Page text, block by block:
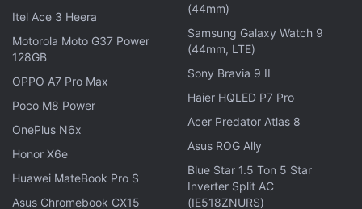
Itel Ace 3 Heera
Motorola Moto G37 Power
128GB
OPPO A7 Pro Max
Poco M8 Power
OnePlus N6x
Honor X6e
Huawei MateBook Pro S
Asus Chromebook CX15
(44mm)
Samsung Galaxy Watch 9
(44mm, LTE)
Sony Bravia 9 II
Haier HQLED P7 Pro
Acer Predator Atlas 8
Asus ROG Ally
Blue Star 1.5 Ton 5 Star
Inverter Split AC
(IE518ZNURS)